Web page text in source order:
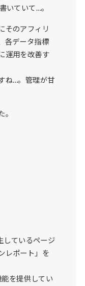
いていて…。
そのアフィリ
各データ指標
運用を改善す
ね…。管理が甘
しているページ
レポート」を
を提供してい